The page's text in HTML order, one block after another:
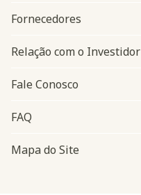
Fornecedores
Relação com o Investidor
Fale Conosco
FAQ
Mapa do Site